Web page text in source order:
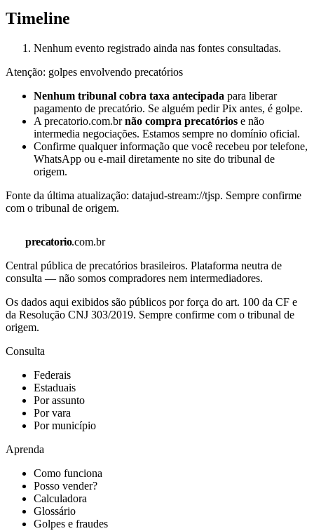
Timeline
Nenhum evento registrado ainda nas fontes consultadas.
Atenção: golpes envolvendo precatórios
Nenhum tribunal cobra taxa antecipada para liberar
pagamento de precatório. Se alguém pedir Pix antes, é golpe.
A precatorio.com.brnão compra precatórios e não
intermedia negociações. Estamos sempre no domínio oficial.
Confirme qualquer informação que você recebeu por telefone,
WhatsApp ou e-mail diretamente no site do tribunal de
origem.
Fonte da última atualização: datajud-stream://tjsp. Sempre confirme
com o tribunal de origem.
precatorio.com.br
Central pública de precatórios brasileiros. Plataforma neutra de
consulta — não somos compradores nem intermediadores.
Os dados aqui exibidos são públicos por força do art. 100 da CF e
da Resolução CNJ 303/2019. Sempre confirme com o tribunal de
origem.
Consulta
Federais
Estaduais
Por assunto
Por vara
Por município
Aprenda
Como funciona
Posso vender?
Calculadora
Glossário
Golpes e fraudes